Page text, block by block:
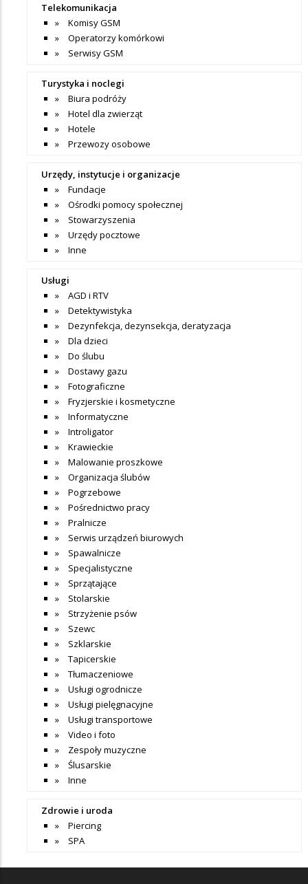
Telekomunikacja
Komisy GSM
Operatorzy komórkowi
Serwisy GSM
Turystyka i noclegi
Biura podróży
Hotel dla zwierząt
Hotele
Przewozy osobowe
Urzędy, instytucje i organizacje
Fundacje
Ośrodki pomocy społecznej
Stowarzyszenia
Urzędy pocztowe
Inne
Usługi
AGD i RTV
Detektywistyka
Dezynfekcja, dezynsekcja, deratyzacja
Dla dzieci
Do ślubu
Dostawy gazu
Fotograficzne
Fryzjerskie i kosmetyczne
Informatyczne
Introligator
Krawieckie
Malowanie proszkowe
Organizacja ślubów
Pogrzebowe
Pośrednictwo pracy
Pralnicze
Serwis urządzeń biurowych
Spawalnicze
Specjalistyczne
Sprzątające
Stolarskie
Strzyżenie psów
Szewc
Szklarskie
Tapicerskie
Tłumaczeniowe
Usługi ogrodnicze
Usługi pielęgnacyjne
Usługi transportowe
Video i foto
Zespoły muzyczne
Ślusarskie
Inne
Zdrowie i uroda
Piercing
SPA